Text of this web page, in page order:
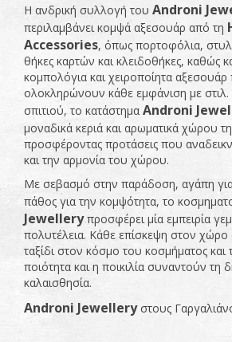
Η ανδρική συλλογή του Androni
περιλαμβάνει κομψά αξεσουάρ από τη
Accessories, όπως πορτοφόλια,
θήκες καρτών και κλειδοθήκες, καθώς
κομπολόγια και χειροποίητα
ολοκληρώνουν κάθε εμφάνιση με
σπιτιού, το κατάστημα Androni
μοναδικά κεριά και αρωματικά χώρου
προσφέροντας προτάσεις που
και την αρμονία του χώρου.
Με σεβασμό στην παράδοση, αγάπη για
πάθος για την κομψότητα, το
Jewelleryπροσφέρει μία εμπειρία
πολυτέλεια. Κάθε επίσκεψη στον χώρο
ταξίδι στον κόσμο του κοσμήματος και
ποιότητα και η ποικιλία συναντούν τη
καλαισθησία.
Androni Jewelleryστους